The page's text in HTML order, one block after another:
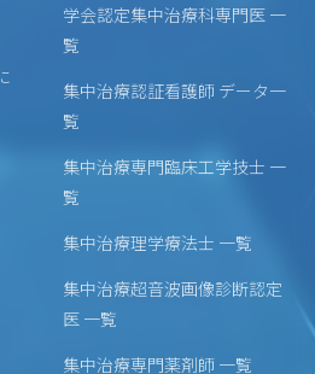
学会認定集中治療科専門医 一
覧
集中治療認証看護師 データ一
覧
集中治療専門臨床工学技士 一
覧
集中治療理学療法士 一覧
集中治療超音波画像診断認定
医 一覧
集中治療専門薬剤師 一覧